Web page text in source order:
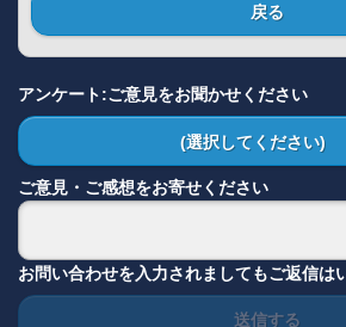
戻る
アンケート:ご意見をお聞かせください
(選択してください)
ご意見・ご感想をお寄せください
お問い合わせを入力されましてもご返信は
送信する